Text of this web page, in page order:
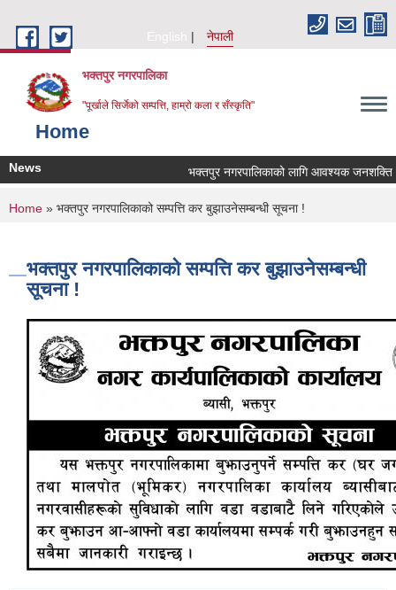
English
नेपाली
भक्तपुर नगरपालिका
"पूर्खाले सिर्जेको सम्पत्ति, हाम्रो कला र सँस्कृति"
Home
News भक्तपुर नगरपालिकाको लागि आवश्यक जनशक्ति
You are here
Home » भक्तपुर नगरपालिकाको सम्पत्ति कर बुझाउनेसम्बन्धी सूचना !
भक्तपुर नगरपालिकाको सम्पत्ति कर बुझाउनेसम्बन्धी
सूचना !